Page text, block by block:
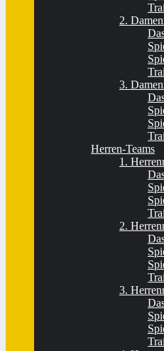
2.
3.
Herren-Teams
1.
2.
3.